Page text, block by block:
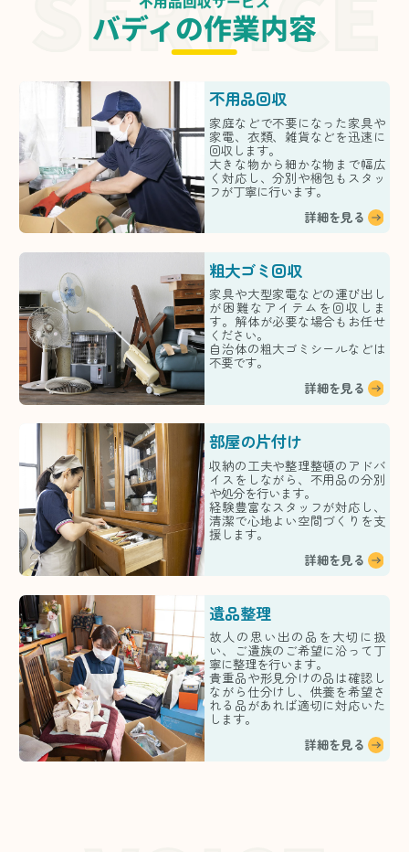
バディの作業内容
不用品回収
家庭などで不要になった家具や
家電、衣類、雑貨などを迅速に
回収します。
大きな物から細かな物まで幅広
く対応し、分別や梱包もスタッ
フが丁寧に行います。
詳細を見る
粗大ゴミ回収
家具や大型家電などの運び出し
が困難なアイテムを回収しま
す。解体が必要な場合もお任せ
ください。
自治体の粗大ゴミシールなどは
不要です。
詳細を見る
部屋の片付け
収納の工夫や整理整頓のアドバ
イスをしながら、不用品の分別
や処分を行います。
経験豊富なスタッフが対応し、
清潔で心地よい空間づくりを支
援します。
詳細を見る
遺品整理
故人の思い出の品を大切に扱
い、ご遺族のご希望に沿って丁
寧に整理を行います。
貴重品や形見分けの品は確認し
ながら仕分けし、供養を希望さ
れる品があれば適切に対応いた
します。
詳細を見る